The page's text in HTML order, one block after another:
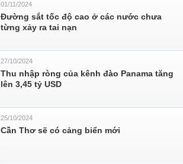
01/11/2024
Đường sắt tốc độ cao ở các nước chưa
từng xảy ra tai nạn
27/10/2024
Thu nhập ròng của kênh đào Panama tăng
lên 3,45 tỷ USD
25/10/2024
Cần Thơ sẽ có cảng biển mới